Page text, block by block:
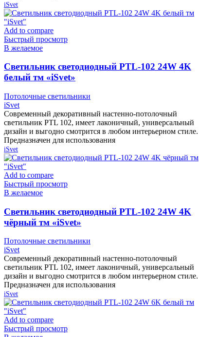
iSvet
Add to compare
Быстрый просмотр
В желаемое
Cветильник светодиодный PTL-102 24W 4K
белый тм «iSvet»
Потолочные светильники
iSvet
Современный декоративный настенно-потолочный
светильник PTL 102, имеет лаконичный, универсальный
дизайн и выгодно смотрится в любом интерьерном стиле.
Предназначен для использования
iSvet
Add to compare
Быстрый просмотр
В желаемое
Cветильник светодиодный PTL-102 24W 4K
чёрный тм «iSvet»
Потолочные светильники
iSvet
Современный декоративный настенно-потолочный
светильник PTL 102, имеет лаконичный, универсальный
дизайн и выгодно смотрится в любом интерьерном стиле.
Предназначен для использования
iSvet
Add to compare
Быстрый просмотр